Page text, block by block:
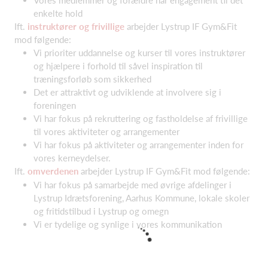
enkelte hold
Ift. instruktører og frivillige arbejder Lystrup IF Gym&Fit
mod følgende:
Vi prioriter uddannelse og kurser til vores instruktører
og hjælpere i forhold til såvel inspiration til
træningsforløb som sikkerhed
Det er attraktivt og udviklende at involvere sig i
foreningen
Vi har fokus på rekruttering og fastholdelse af frivillige
til vores aktiviteter og arrangementer
Vi har fokus på aktiviteter og arrangementer inden for
vores kerneydelser.
Ift. omverdenen arbejder Lystrup IF Gym&Fit mod følgende:
Vi har fokus på samarbejde med øvrige afdelinger i
Lystrup Idrætsforening, Aarhus Kommune, lokale skoler
og fritidstilbud i Lystrup og omegn
Vi er tydelige og synlige i vores kommunikation